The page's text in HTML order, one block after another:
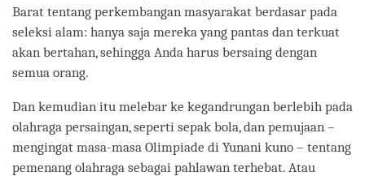
Barat tentang perkembangan masyarakat berdasar pada
seleksi alam: hanya saja mereka yang pantas dan terkuat
akan bertahan, sehingga Anda harus bersaing dengan
semua orang.
Dan kemudian itu melebar ke kegandrungan berlebih pada
olahraga persaingan, seperti sepak bola, dan pemujaan –
mengingat masa-masa Olimpiade di Yunani kuno – tentang
pemenang olahraga sebagai pahlawan terhebat. Atau